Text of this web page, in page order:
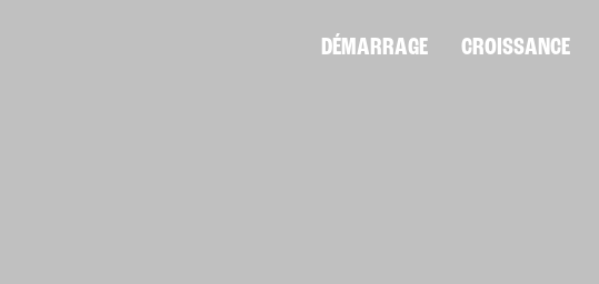
DÉMARRAGE CROISSANCE